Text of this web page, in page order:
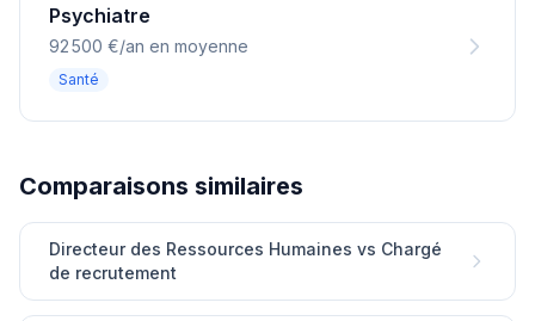
Psychiatre
92 500 €/an en moyenne
Santé
Comparaisons similaires
Directeur des Ressources Humaines vs Chargé
de recrutement